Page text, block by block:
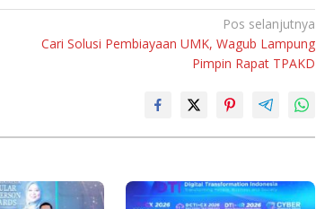
Pos selanjutnya
Cari Solusi Pembiayaan UMK, Wagub Lampung
Pimpin Rapat TPAKD